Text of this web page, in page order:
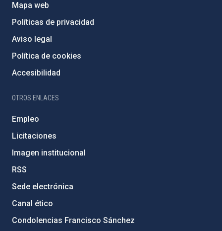
Mapa web
Políticas de privacidad
Aviso legal
Política de cookies
Accesibilidad
OTROS ENLACES
Empleo
Licitaciones
Imagen institucional
RSS
Sede electrónica
Canal ético
Condolencias Francisco Sánchez